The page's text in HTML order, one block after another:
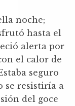
noche;
hasta el
alerta por
el calor de
seguro
se resistiría a
del goce